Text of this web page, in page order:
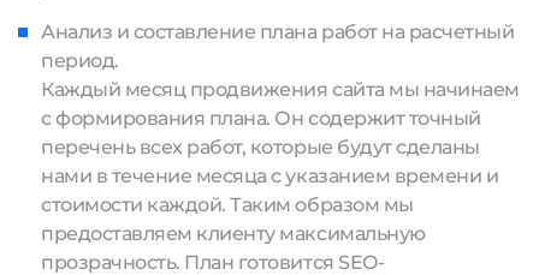
Анализ и составление плана работ на расчетный
период.
Каждый месяц продвижения сайта мы начинаем
с формирования плана. Он содержит точный
перечень всех работ, которые будут сделаны
нами в течение месяца с указанием времени и
стоимости каждой. Таким образом мы
предоставляем клиенту максимальную
прозрачность. План готовится SEO-